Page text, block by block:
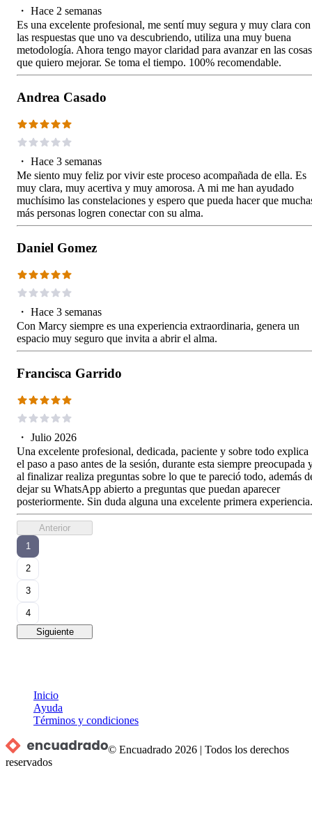
・ Hace 2 semanas
Es una excelente profesional, me sentí muy segura y muy clara con
las respuestas que uno va descubriendo, utiliza una muy buena
metodología. Ahora tengo mayor claridad para avanzar en las cosas
que quiero mejorar. Se toma el tiempo. 100% recomendable.
Andrea Casado
・ Hace 3 semanas
Me siento muy feliz por vivir este proceso acompañada de ella. Es
muy clara, muy acertiva y muy amorosa. A mi me han ayudado
muchísimo las constelaciones y espero que pueda hacer que
más personas logren conectar con su alma.
Daniel Gomez
・ Hace 3 semanas
Con Marcy siempre es una experiencia extraordinaria, genera un
espacio muy seguro que invita a abrir el alma.
Francisca Garrido
・ Julio 2026
Una excelente profesional, dedicada, paciente y sobre todo explica
el paso a paso antes de la sesión, durante esta siempre preocupada
al finalizar realiza preguntas sobre lo que te pareció todo, además
dejar su WhatsApp abierto a preguntas que puedan aparecer
posteriormente. Sin duda alguna una excelente primera experiencia.
Anterior
1
2
3
4
Siguiente
Inicio
Ayuda
Términos y condiciones
© Encuadrado 2026 |Todos los derechos
reservados